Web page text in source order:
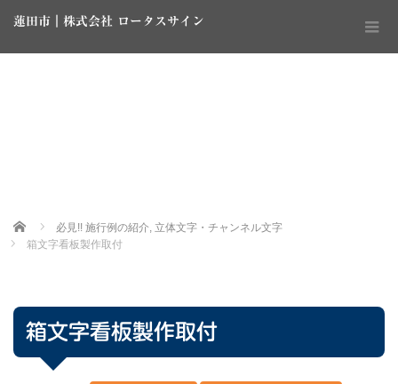
蓮田市｜株式会社 ロータスサイン
Home 必見!! 施行例の紹介, 立体文字・チャンネル文字
箱文字看板製作取付
箱文字看板製作取付